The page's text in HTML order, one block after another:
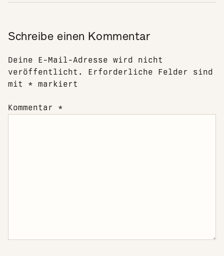
Schreibe einen Kommentar
Deine E-Mail-Adresse wird nicht
veröffentlicht.
Erforderliche Felder sind
mit * markiert
Kommentar *